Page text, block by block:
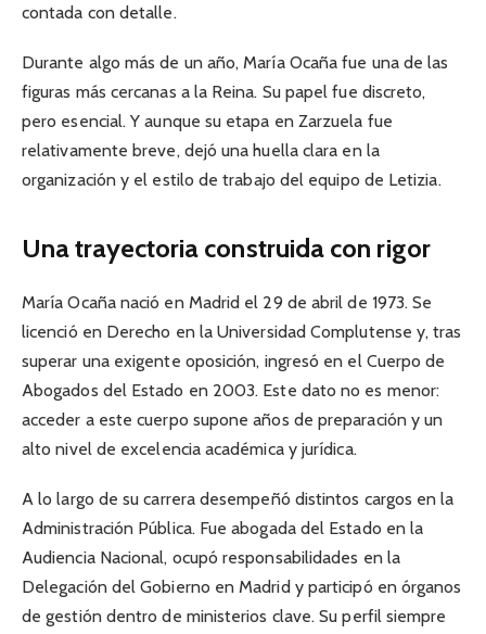
contada con detalle.
Durante algo más de un año, María Ocaña fue una de las
figuras más cercanas a la Reina. Su papel fue discreto,
pero esencial. Y aunque su etapa en Zarzuela fue
relativamente breve, dejó una huella clara en la
organización y el estilo de trabajo del equipo de Letizia.
Una trayectoria construida con rigor
María Ocaña nació en Madrid el 29 de abril de 1973. Se
licenció en Derecho en la Universidad Complutense y, tras
superar una exigente oposición, ingresó en el Cuerpo de
Abogados del Estado en 2003. Este dato no es menor:
acceder a este cuerpo supone años de preparación y un
alto nivel de excelencia académica y jurídica.
A lo largo de su carrera desempeñó distintos cargos en la
Administración Pública. Fue abogada del Estado en la
Audiencia Nacional, ocupó responsabilidades en la
Delegación del Gobierno en Madrid y participó en órganos
de gestión dentro de ministerios clave. Su perfil siempre